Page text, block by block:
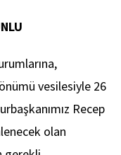
vesilesiyle 26
Recep
olan